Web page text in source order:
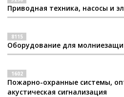
Приводная техника, насосы и
8115
Оборудование для
1602
Пожарно-охранные системы,
акустическая сигнализация